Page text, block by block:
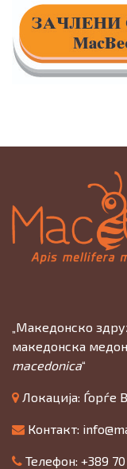
„Македонско
македонска
macedonica“
Локација: Ѓорѓе
Контакт:
Телефон: +389 70